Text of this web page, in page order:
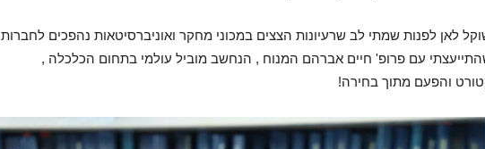
לאן לפנות שמתי לב שרעיונות הצצים במכוני מחקר ואוניברסיטאות נהפכים לחברות
עם פרופ' חיים אברהם המנוח , הנחשב מוביל עולמי בתחום הכלכלה ,
והפעם מתוך בחירה!